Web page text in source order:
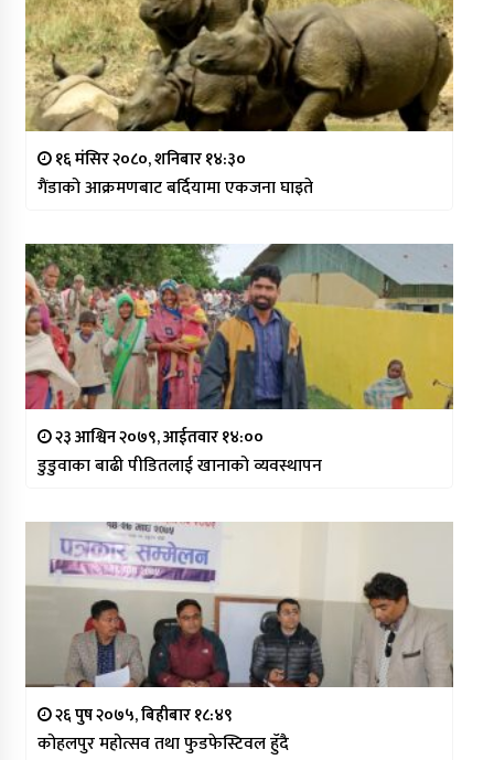
१६ मंसिर २०८०, शनिबार १४:३०
गैंडाको आक्रमणबाट बर्दियामा एकजना घाइते
२३ आश्विन २०७९, आईतवार १४:००
डुडुवाका बाढी पीडितलाई खानाको व्यवस्थापन
२६ पुष २०७५, बिहीबार १८:४९
कोहलपुर महोत्सव तथा फुडफेस्टिवल हुँदै